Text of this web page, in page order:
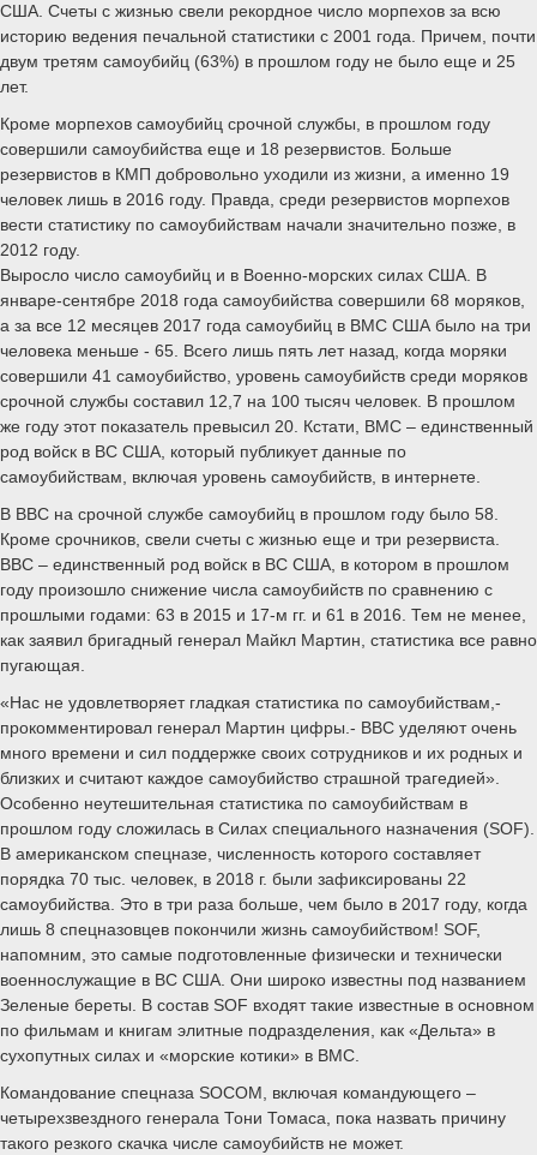
США. Счеты с жизнью свели рекордное число морпехов за всю
историю ведения печальной статистики с 2001 года. Причем, почти
двум третям самоубийц (63%) в прошлом году не было еще и 25
лет.
Кроме морпехов самоубийц срочной службы, в прошлом году
совершили самоубийства еще и 18 резервистов. Больше
резервистов в КМП добровольно уходили из жизни, а именно 19
человек лишь в 2016 году. Правда, среди резервистов морпехов
вести статистику по самоубийствам начали значительно позже, в
2012 году.
Выросло число самоубийц и в Военно-морских силах США. В
январе-сентябре 2018 года самоубийства совершили 68 моряков,
а за все 12 месяцев 2017 года самоубийц в ВМС США было на три
человека меньше - 65. Всего лишь пять лет назад, когда моряки
совершили 41 самоубийство, уровень самоубийств среди моряков
срочной службы составил 12,7 на 100 тысяч человек. В прошлом
же году этот показатель превысил 20. Кстати, ВМС – единственный
род войск в ВС США, который публикует данные по
самоубийствам, включая уровень самоубийств, в интернете.
В ВВС на срочной службе самоубийц в прошлом году было 58.
Кроме срочников, свели счеты с жизнью еще и три резервиста.
ВВС – единственный род войск в ВС США, в котором в прошлом
году произошло снижение числа самоубийств по сравнению с
прошлыми годами: 63 в 2015 и 17-м гг. и 61 в 2016. Тем не менее,
как заявил бригадный генерал Майкл Мартин, статистика все равно
пугающая.
«Нас не удовлетворяет гладкая статистика по самоубийствам,-
прокомментировал генерал Мартин цифры.- ВВС уделяют очень
много времени и сил поддержке своих сотрудников и их родных и
близких и считают каждое самоубийство страшной трагедией».
Особенно неутешительная статистика по самоубийствам в
прошлом году сложилась в Силах специального назначения (SOF).
В американском спецназе, численность которого составляет
порядка 70 тыс. человек, в 2018 г. были зафиксированы 22
самоубийства. Это в три раза больше, чем было в 2017 году, когда
лишь 8 спецназовцев покончили жизнь самоубийством! SOF,
напомним, это самые подготовленные физически и технически
военнослужащие в ВС США. Они широко известны под названием
Зеленые береты. В состав SOF входят такие известные в основном
по фильмам и книгам элитные подразделения, как «Дельта» в
сухопутных силах и «морские котики» в ВМС.
Командование спецназа SOCOM, включая командующего –
четырехзвездного генерала Тони Томаса, пока назвать причину
такого резкого скачка числе самоубийств не может.